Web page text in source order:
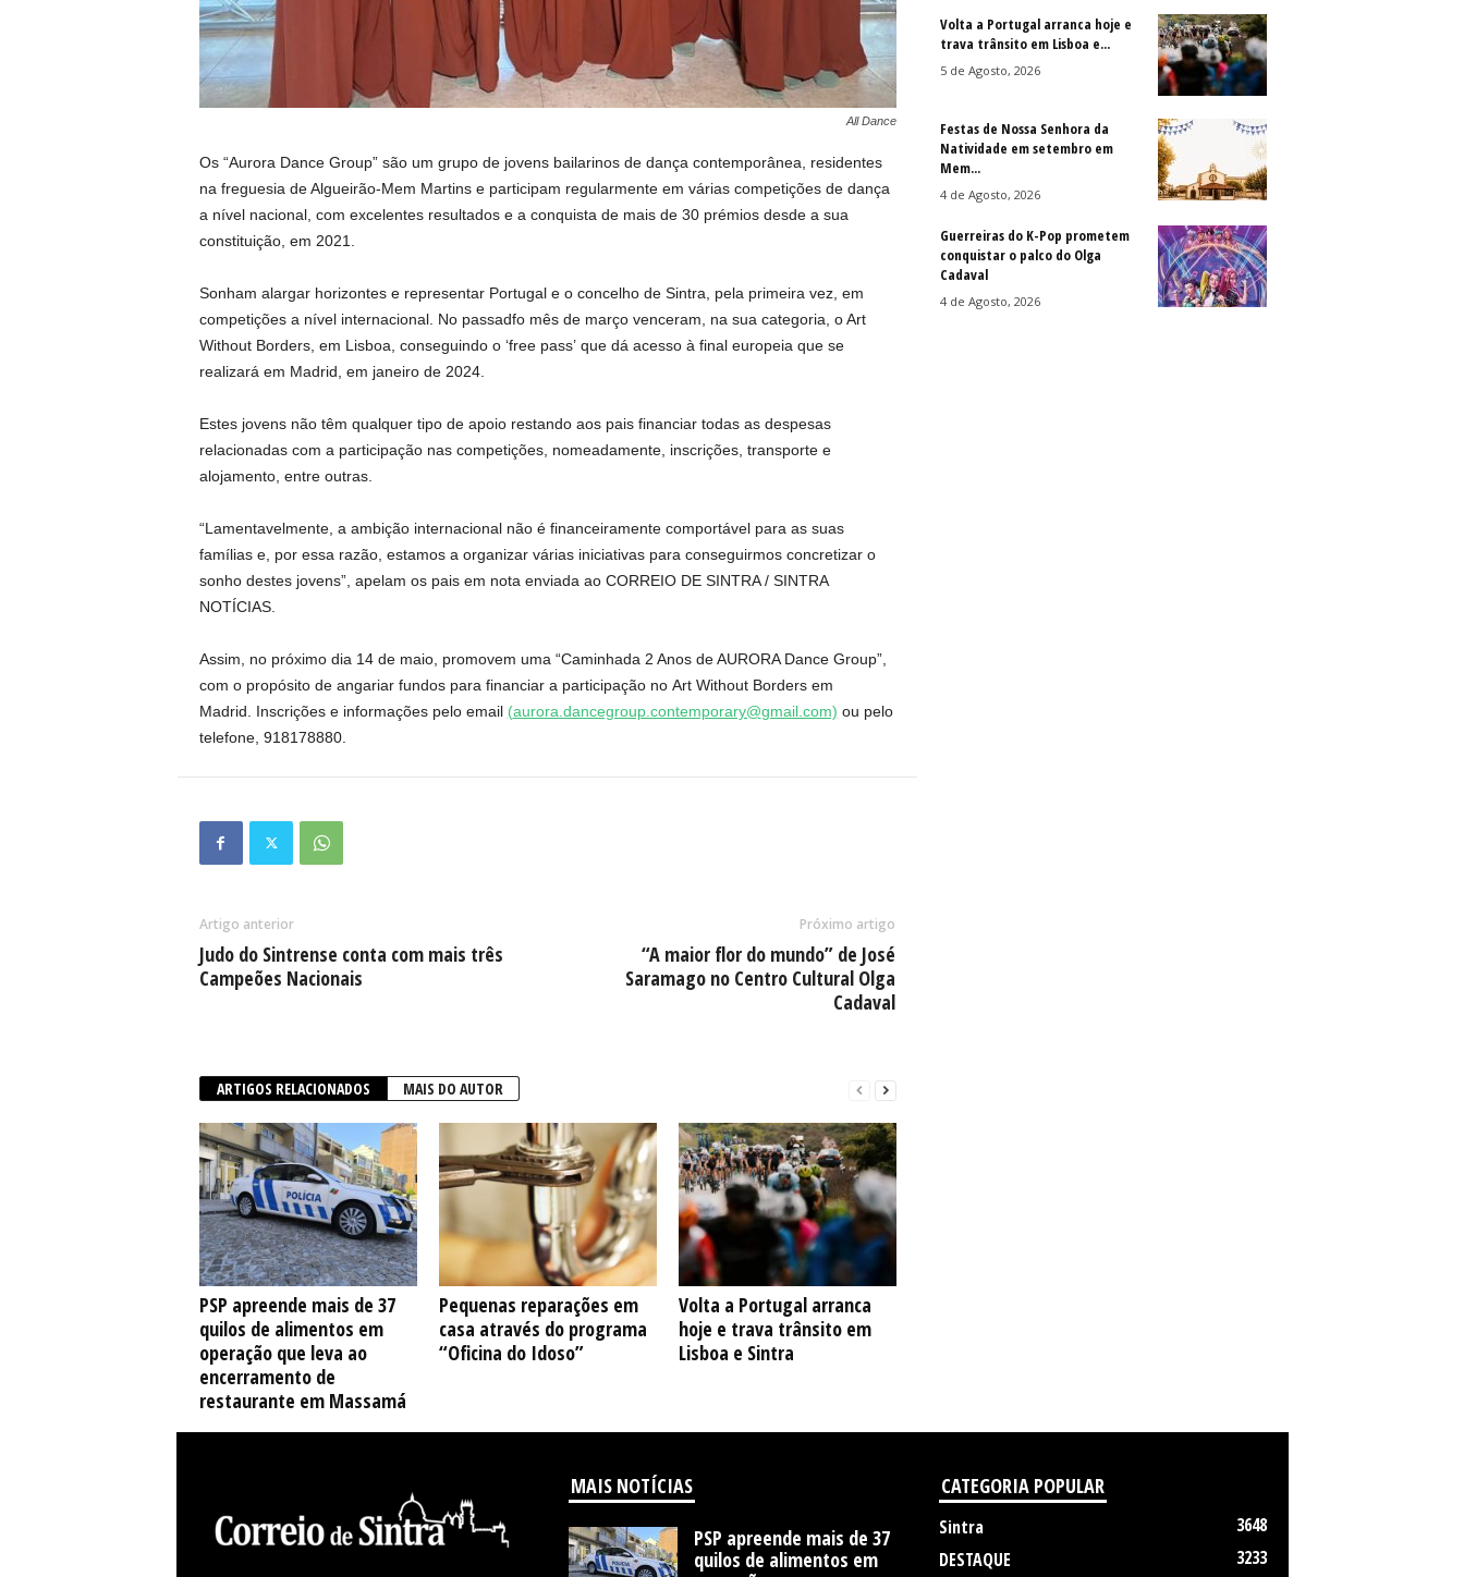
All Dance
Os “Aurora Dance Group” são um grupo de jovens bailarinos de dança contemporânea, residentes
na freguesia de Algueirão-Mem Martins e participam regularmente em várias competições de dança
a nível nacional, com excelentes resultados e a conquista de mais de 30 prémios desde a sua
constituição, em 2021.
Sonham alargar horizontes e representar Portugal e o concelho de Sintra, pela primeira vez, em
competições a nível internacional. No passadfo mês de março venceram, na sua categoria, o Art
Without Borders, em Lisboa, conseguindo o ‘free pass’ que dá acesso à final europeia que se
realizará em Madrid, em janeiro de 2024.
Estes jovens não têm qualquer tipo de apoio restando aos pais financiar todas as despesas
relacionadas com a participação nas competições, nomeadamente, inscrições, transporte e
alojamento, entre outras.
“Lamentavelmente, a ambição internacional não é financeiramente comportável para as suas
famílias e, por essa razão, estamos a organizar várias iniciativas para conseguirmos concretizar o
sonho destes jovens”, apelam os pais em nota enviada ao CORREIO DE SINTRA / SINTRA
NOTÍCIAS.
Assim, no próximo dia 14 de maio, promovem uma “Caminhada 2 Anos de AURORA Dance Group”,
com o propósito de angariar fundos para financiar a participação no Art Without Borders em
Madrid. Inscrições e informações pelo email (aurora.dancegroup.contemporary@gmail.com) ou pelo
telefone, 918178880.
Artigo anterior
Judo do Sintrense conta com mais três
Campeões Nacionais
Próximo artigo
“A maior flor do mundo” de José
Saramago no Centro Cultural Olga
Cadaval
ARTIGOS RELACIONADOS MAIS DO AUTOR
PSP apreende mais de 37
quilos de alimentos em
operação que leva ao
encerramento de
restaurante em Massamá
Pequenas reparações em
casa através do programa
“Oficina do Idoso”
Volta a Portugal arranca
hoje e trava trânsito em
Lisboa e Sintra
Volta a Portugal arranca hoje e
trava trânsito em Lisboa e...
5 de Agosto, 2026
Festas de Nossa Senhora da
Natividade em setembro em
Mem...
4 de Agosto, 2026
Guerreiras do K-Pop prometem
conquistar o palco do Olga
Cadaval
4 de Agosto, 2026
MAIS NOTÍCIAS
PSP apreende mais de 37
quilos de alimentos em
CATEGORIA POPULAR
Sintra
3648
DESTAQUE
3233